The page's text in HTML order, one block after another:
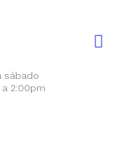
sábado
a 2:00pm